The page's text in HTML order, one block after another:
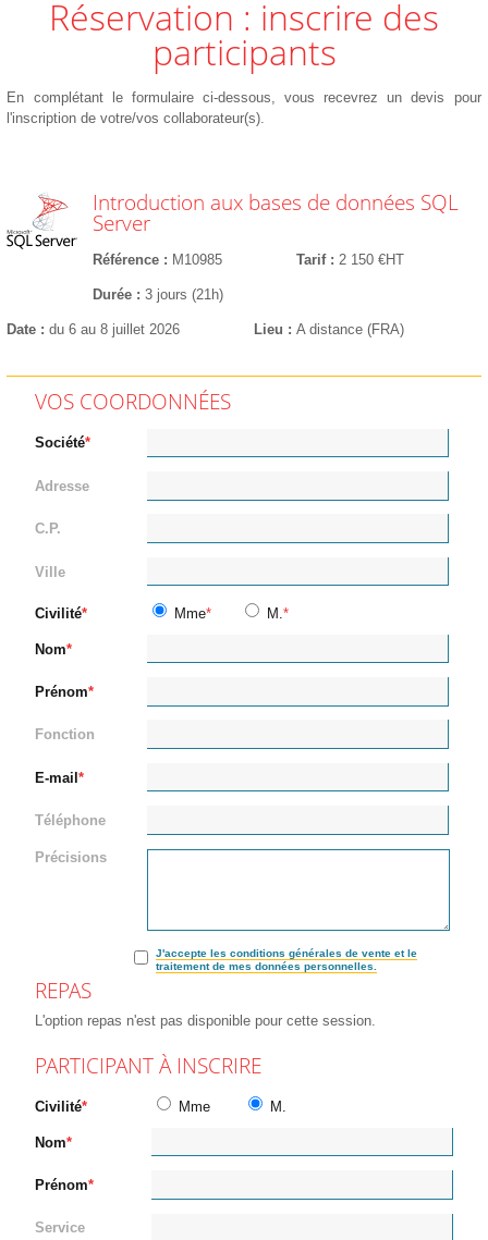
Réservation : inscrire des
participants
En complétant le formulaire ci-dessous, vous recevrez un devis pour
l'inscription de votre/vos collaborateur(s).
Introduction aux bases de données SQL
Server
Référence M10985 Tarif 2 150 €HT
Durée 3 jours (21h)
Date du 6 au 8 juillet 2026 Lieu A distance (FRA)
VOS COORDONNÉES
Société
Adresse
C.P.
Ville
Civilité Mme M.
Nom
Prénom
Fonction
E-mail
Téléphone
Précisions
J'accepte les conditions générales de vente et le
traitement de mes données personnelles.
REPAS
L'option repas n'est pas disponible pour cette session.
PARTICIPANT À INSCRIRE
Civilité Mme M.
Nom
Prénom
Service